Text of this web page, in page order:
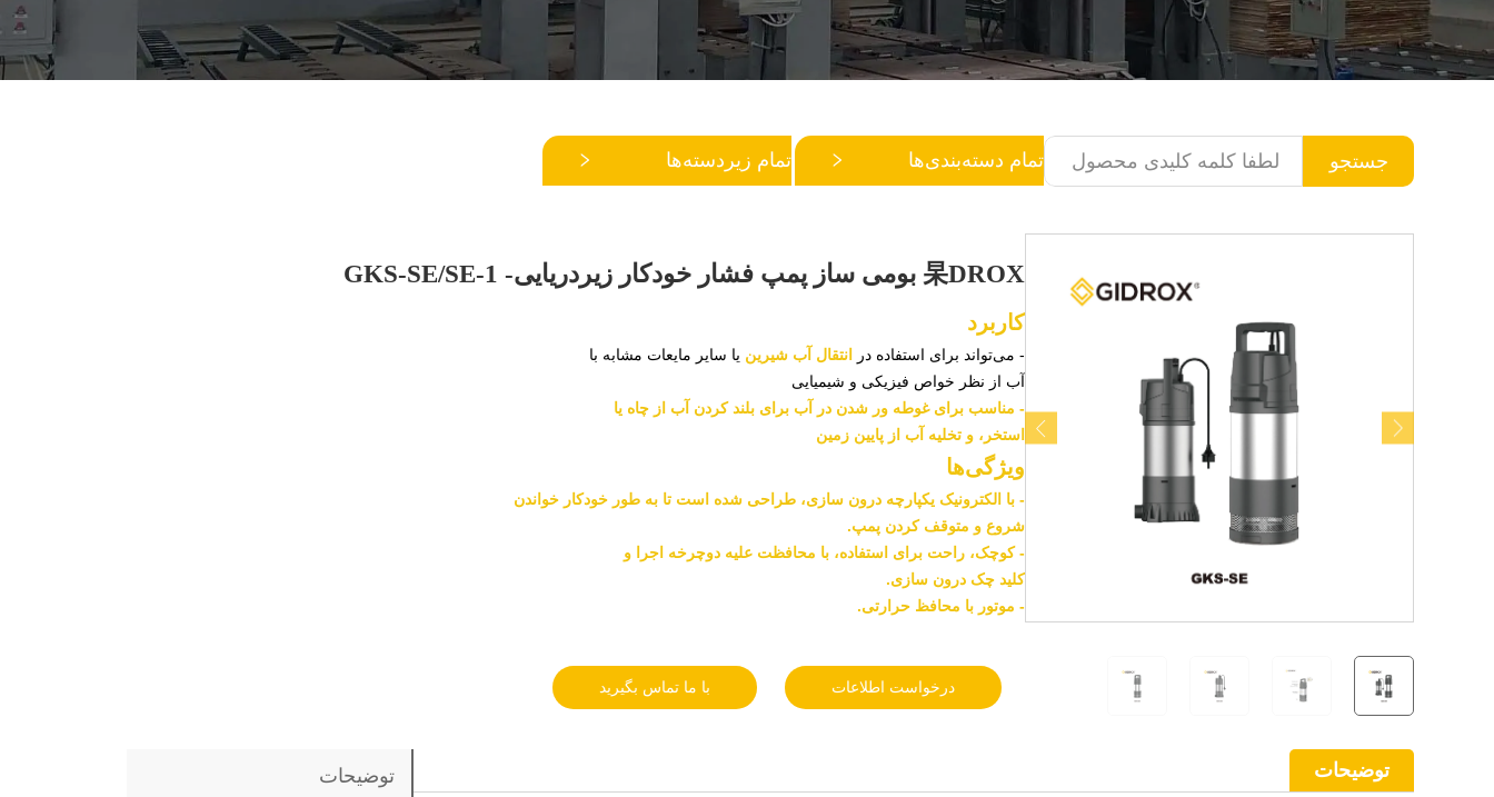
تمام دسته‌بندی‌ها تمام زیردسته‌ها جستجو
杲DROX بومی ساز پمپ فشار خودکار زیردریایی- GKS-SE/SE-1
کاربرد
- می‌تواند برای استفاده در انتقال آب شیرین یا سایر مایعات مشابه با
آب از نظر خواص فیزیکی و شیمیایی
- مناسب برای غوطه ور شدن در آب برای بلند کردن آب از چاه یا
استخر، و تخلیه آب از پایین زمین
ویژگی‌ها
- با الکترونیک یکپارچه درون سازی، طراحی شده است تا به طور خودکار خواندن
شروع و متوقف کردن پمپ.
- کوچک، راحت برای استفاده، با محافظت علیه دوچرخه اجرا و
کلید چک درون سازی.
- موتور با محافظ حرارتی.
درخواست اطلاعات با ما تماس بگیرید
توضیحات توضیحات